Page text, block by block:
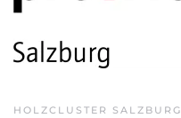
HOLZCLUSTER SALZBURG